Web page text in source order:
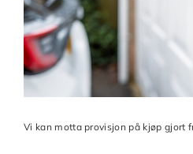
Vi kan motta provisjon på kjøp gjort